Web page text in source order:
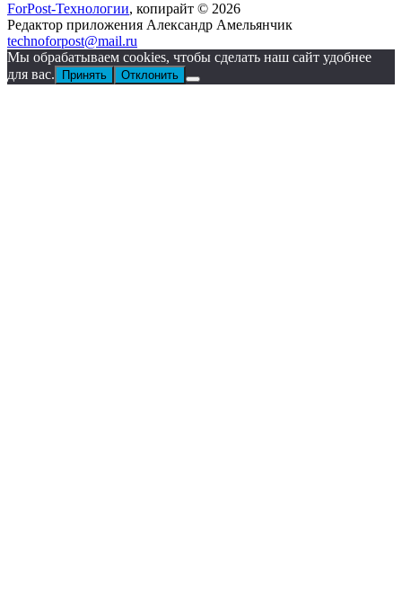
ForPost-Технологии, копирайт © 2026
Редактор приложения Александр Амельянчик
technoforpost@mail.ru
Мы обрабатываем cookies, чтобы сделать наш сайт удобнее
для вас.
Принять Отклонить